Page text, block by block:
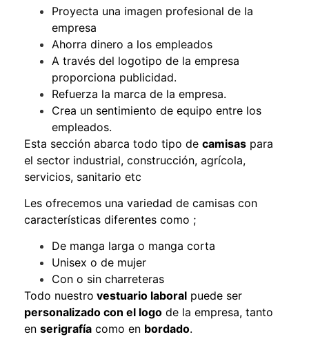
Proyecta una imagen profesional de la
empresa
Ahorra dinero a los empleados
A través del logotipo de la empresa
proporciona publicidad.
Refuerza la marca de la empresa.
Crea un sentimiento de equipo entre los
empleados.
Esta sección abarca todo tipo de camisas para
el sector industrial, construcción, agrícola,
servicios, sanitario etc
Les ofrecemos una variedad de camisas con
características diferentes como ;
De manga larga o manga corta
Unisex o de mujer
Con o sin charreteras
Todo nuestro vestuario laboral puede ser
personalizado con el logo de la empresa, tanto
en serigrafía como en bordado.